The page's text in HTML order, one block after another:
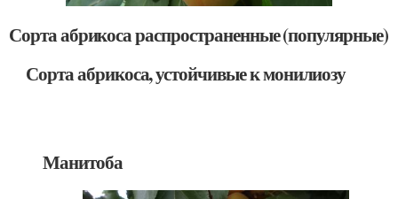
Сорта абрикоса распространенные (популярные)
Сорта абрикоса, устойчивые к монилиозу
Манитоба